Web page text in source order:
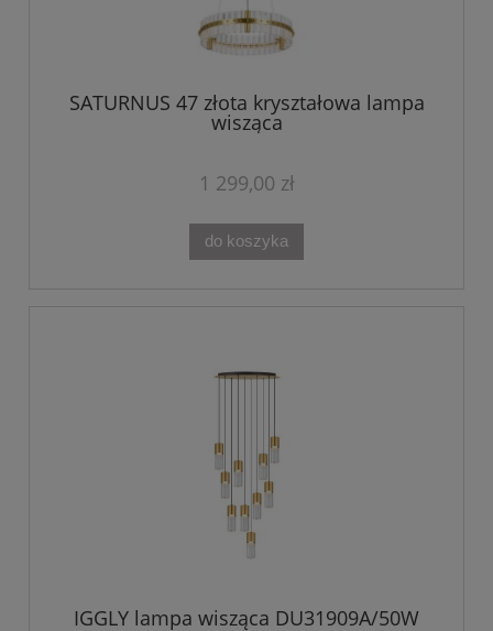
SATURNUS 47 złota kryształowa lampa
wisząca
1 299,00 zł
do koszyka
IGGLY lampa wisząca DU31909A/50W